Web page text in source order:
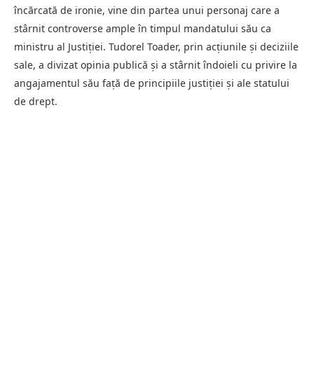
încărcată de ironie, vine din partea unui personaj care a
stârnit controverse ample în timpul mandatului său ca
ministru al Justiției. Tudorel Toader, prin acțiunile și deciziile
sale, a divizat opinia publică și a stârnit îndoieli cu privire la
angajamentul său față de principiile justiției și ale statului
de drept.